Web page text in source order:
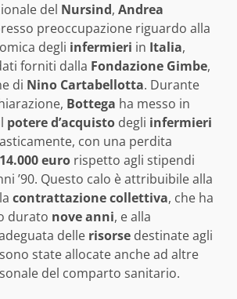
del Nursind, Andrea
preoccupazione riguardo alla
degli infermieri in Italia,
forniti dalla Fondazione Gimbe,
di Nino Cartabellotta. Durante
Bottega ha messo in
potere d’acquisto degli infermieri
con una perdita
14.000 euro rispetto agli stipendi
’90. Questo calo è attribuibile alla
contrattazione collettiva, che ha
durato nove anni, e alla
delle risorse destinate agli
state allocate anche ad altre
del comparto sanitario.